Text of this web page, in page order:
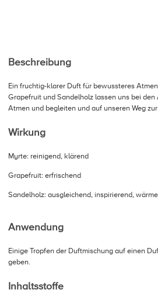
Beschreibung
Ein fruchtig-klarer Duft für bewussteres
Grapefruit und Sandelholz lassen uns bei
Atmen und begleiten und auf unseren Weg
Wirkung
Myrte: reinigend, klärend
Grapefruit: erfrischend
Sandelholz: ausgleichend, inspirierend,
Anwendung
Einige Tropfen der Duftmischung auf einen
geben.
Inhaltsstoffe